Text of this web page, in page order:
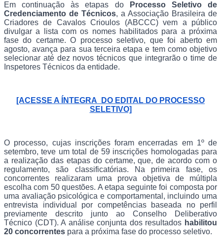
Em continuação às etapas do
Processo Seletivo de
Credenciamento de Técnicos, a Associação Brasileira de
Criadores de Cavalos Crioulos (ABCCC) vem a público
divulgar a lista com os nomes habilitados para a próxima
fase do certame. O processo seletivo, que foi aberto em
agosto, avança para sua terceira etapa e tem como objetivo
selecionar até dez novos técnicos que integrarão o time de
Inspetores Técnicos da entidade.
[ACESSE A ÍNTEGRA DO EDITAL DO PROCESSO
SELETIVO]
O processo, cujas inscrições foram encerradas em 1º de
setembro, teve um total de 59 inscrições homologadas para
a realização das etapas do certame, que, de acordo com o
regulamento, são classificatórias. Na primeira fase, os
concorrentes realizaram uma prova objetiva de múltipla
escolha com 50 questões. A etapa seguinte foi composta por
uma avaliação psicológica e comportamental, incluindo uma
entrevista individual por competências baseada no perfil
previamente descrito junto ao Conselho Deliberativo
Técnico (CDT). A análise conjunta dos resultados habilitou
20 concorrentes para a próxima fase do processo seletivo.